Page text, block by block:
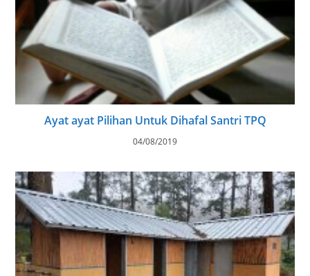
Ayat ayat Pilihan Untuk Dihafal Santri TPQ
04/08/2019